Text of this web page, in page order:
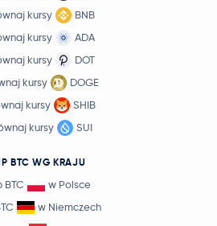
kursy
BNB
kursy
ADA
kursy
DOT
kursy
DOGE
kursy
SHIB
kursy
SUI
BTC WG KRAJU
BTC
w Polsce
w Niemczech